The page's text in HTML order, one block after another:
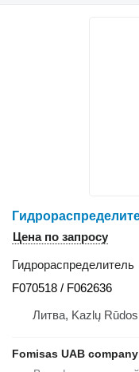
Цена по запросу
Гидрораспределитель
F070518 / F062636
Литва, Kazlų Rūdos
Fomisas UAB company